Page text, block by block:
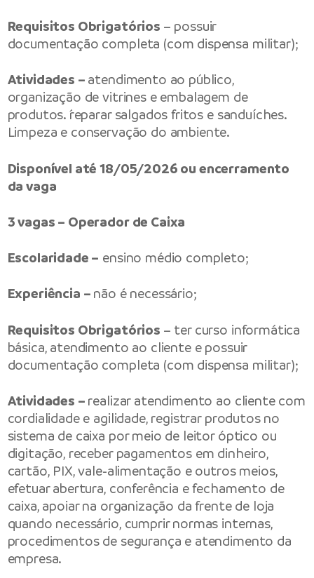
Requisitos Obrigatórios – possuir
documentação completa (com dispensa militar);
Atividades – atendimento ao público,
organização de vitrines e embalagem de
produtos. ´reparar salgados fritos e sanduíches.
Limpeza e conservação do ambiente.
Disponível até 18/05/2026 ou encerramento
da vaga
3 vagas – Operador de Caixa
Escolaridade – ensino médio completo;
Experiência – não é necessário;
Requisitos Obrigatórios – ter curso informática
básica, atendimento ao cliente e possuir
documentação completa (com dispensa militar);
Atividades – realizar atendimento ao cliente com
cordialidade e agilidade, registrar produtos no
sistema de caixa por meio de leitor óptico ou
digitação, receber pagamentos em dinheiro,
cartão, PIX, vale-alimentação e outros meios,
efetuar abertura, conferência e fechamento de
caixa, apoiar na organização da frente de loja
quando necessário, cumprir normas internas,
procedimentos de segurança e atendimento da
empresa.